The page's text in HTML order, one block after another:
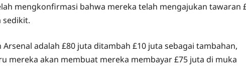
mengkonfirmasi bahwa mereka telah mengajukan tawaran
sedikit.
adalah £80 juta ditambah £10 juta sebagai tambahan,
mereka akan membuat mereka membayar £75 juta di muka